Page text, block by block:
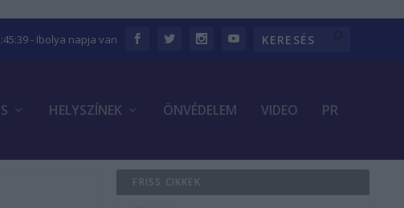
- Ibolya napja van
HELYSZÍNEK ÖNVÉDELEM VIDEO PR
FRISS CIKKEK